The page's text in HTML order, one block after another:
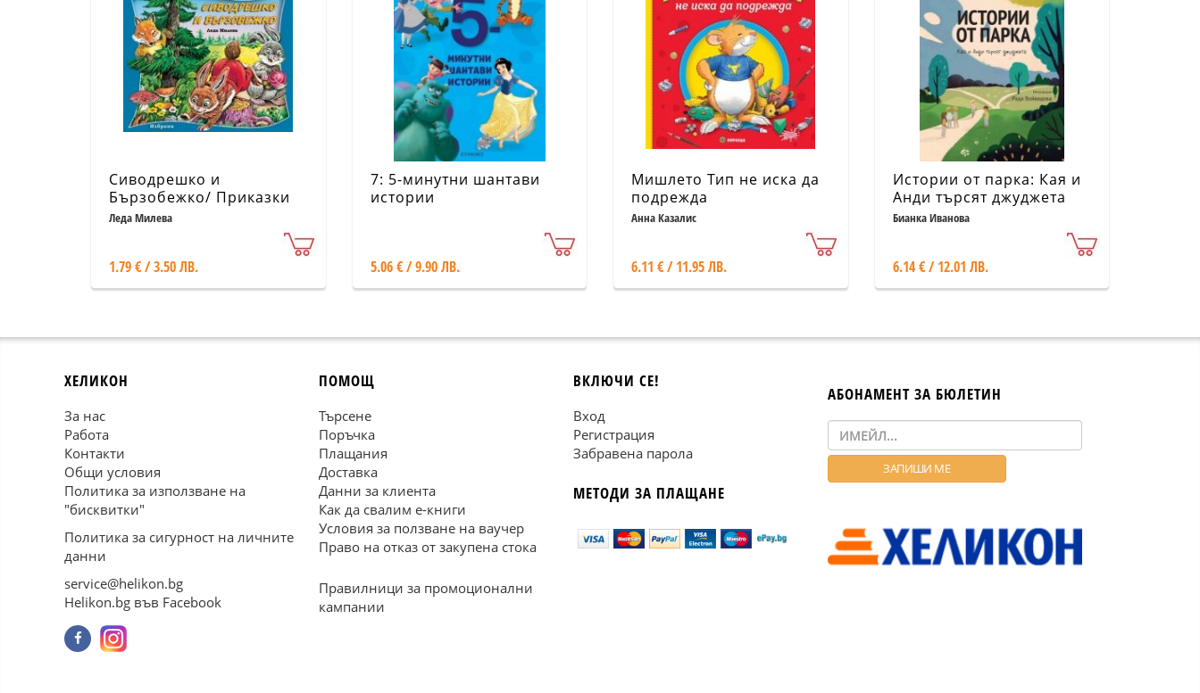
Сиводрешко и
Бързобежко/ Приказки
незабравими в рими
Леда Милева
1.79 € / 3.50 ЛВ.
7: 5-минутни шантави
истории
5.06 € / 9.90 ЛВ.
Мишлето Тип не иска да
подрежда
Анна Казалис
6.11 € / 11.95 ЛВ.
Истории от парка: Кая и
Анди търсят джуджета
Бианка Иванова
6.14 € / 12.01 ЛВ.
ХЕЛИКОН
За нас
Работа
Контакти
Общи условия
Политика за използване на
"бисквитки"
Политика за сигурност на личните
данни
service@helikon.bg
Helikon.bg във Facebook
ПОМОЩ
Търсене
Поръчка
Плащания
Доставка
Данни за клиента
Как да свалим е-книги
Условия за ползване на ваучер
Право на отказ от закупена стока
Правилници за промоционални
кампании
ВКЛЮЧИ СЕ!
Вход
Регистрация
Забравена парола
МЕТОДИ ЗА ПЛАЩАНЕ
АБОНАМЕНТ ЗА БЮЛЕТИН